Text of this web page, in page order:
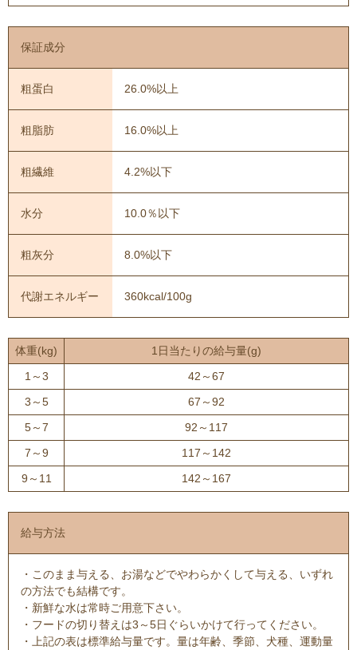
保証成分
粗蛋白 26.0%以上
粗脂肪 16.0%以上
粗繊維 4.2%以下
水分 10.0％以下
粗灰分 8.0%以下
代謝エネルギー 360kcal/100g
体重(kg)
1日当たりの給与量(g)
1～3
42～67
3～5
67～92
5～7
92～117
7～9
117～142
9～11
142～167
給与方法
・このまま与える、お湯などでやわらかくして与える、いずれ
の方法でも結構です。
・新鮮な水は常時ご用意下さい。
・フードの切り替えは3～5日ぐらいかけて行ってください。
・上記の表は標準給与量です。量は年齢、季節、犬種、運動量